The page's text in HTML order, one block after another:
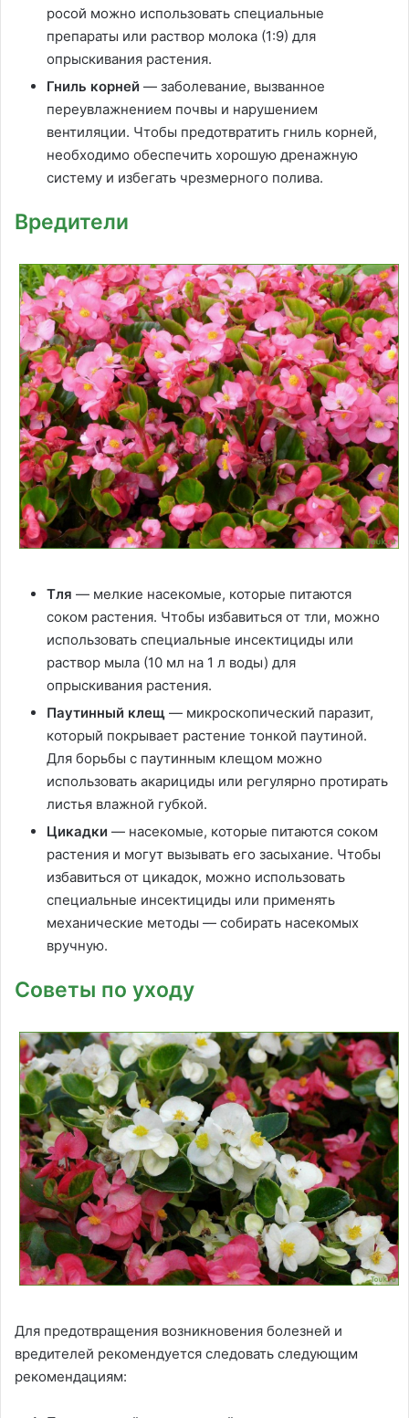
росой можно использовать специальные
препараты или раствор молока (1:9) для
опрыскивания растения.
Гниль корней — заболевание, вызванное
переувлажнением почвы и нарушением
вентиляции. Чтобы предотвратить гниль корней,
необходимо обеспечить хорошую дренажную
систему и избегать чрезмерного полива.
Вредители
Тля — мелкие насекомые, которые питаются
соком растения. Чтобы избавиться от тли, можно
использовать специальные инсектициды или
раствор мыла (10 мл на 1 л воды) для
опрыскивания растения.
Паутинный клещ — микроскопический паразит,
который покрывает растение тонкой паутиной.
Для борьбы с паутинным клещом можно
использовать акарициды или регулярно протирать
листья влажной губкой.
Цикадки — насекомые, которые питаются соком
растения и могут вызывать его засыхание. Чтобы
избавиться от цикадок, можно использовать
специальные инсектициды или применять
механические методы — собирать насекомых
вручную.
Советы по уходу
Для предотвращения возникновения болезней и
вредителей рекомендуется следовать следующим
рекомендациям: